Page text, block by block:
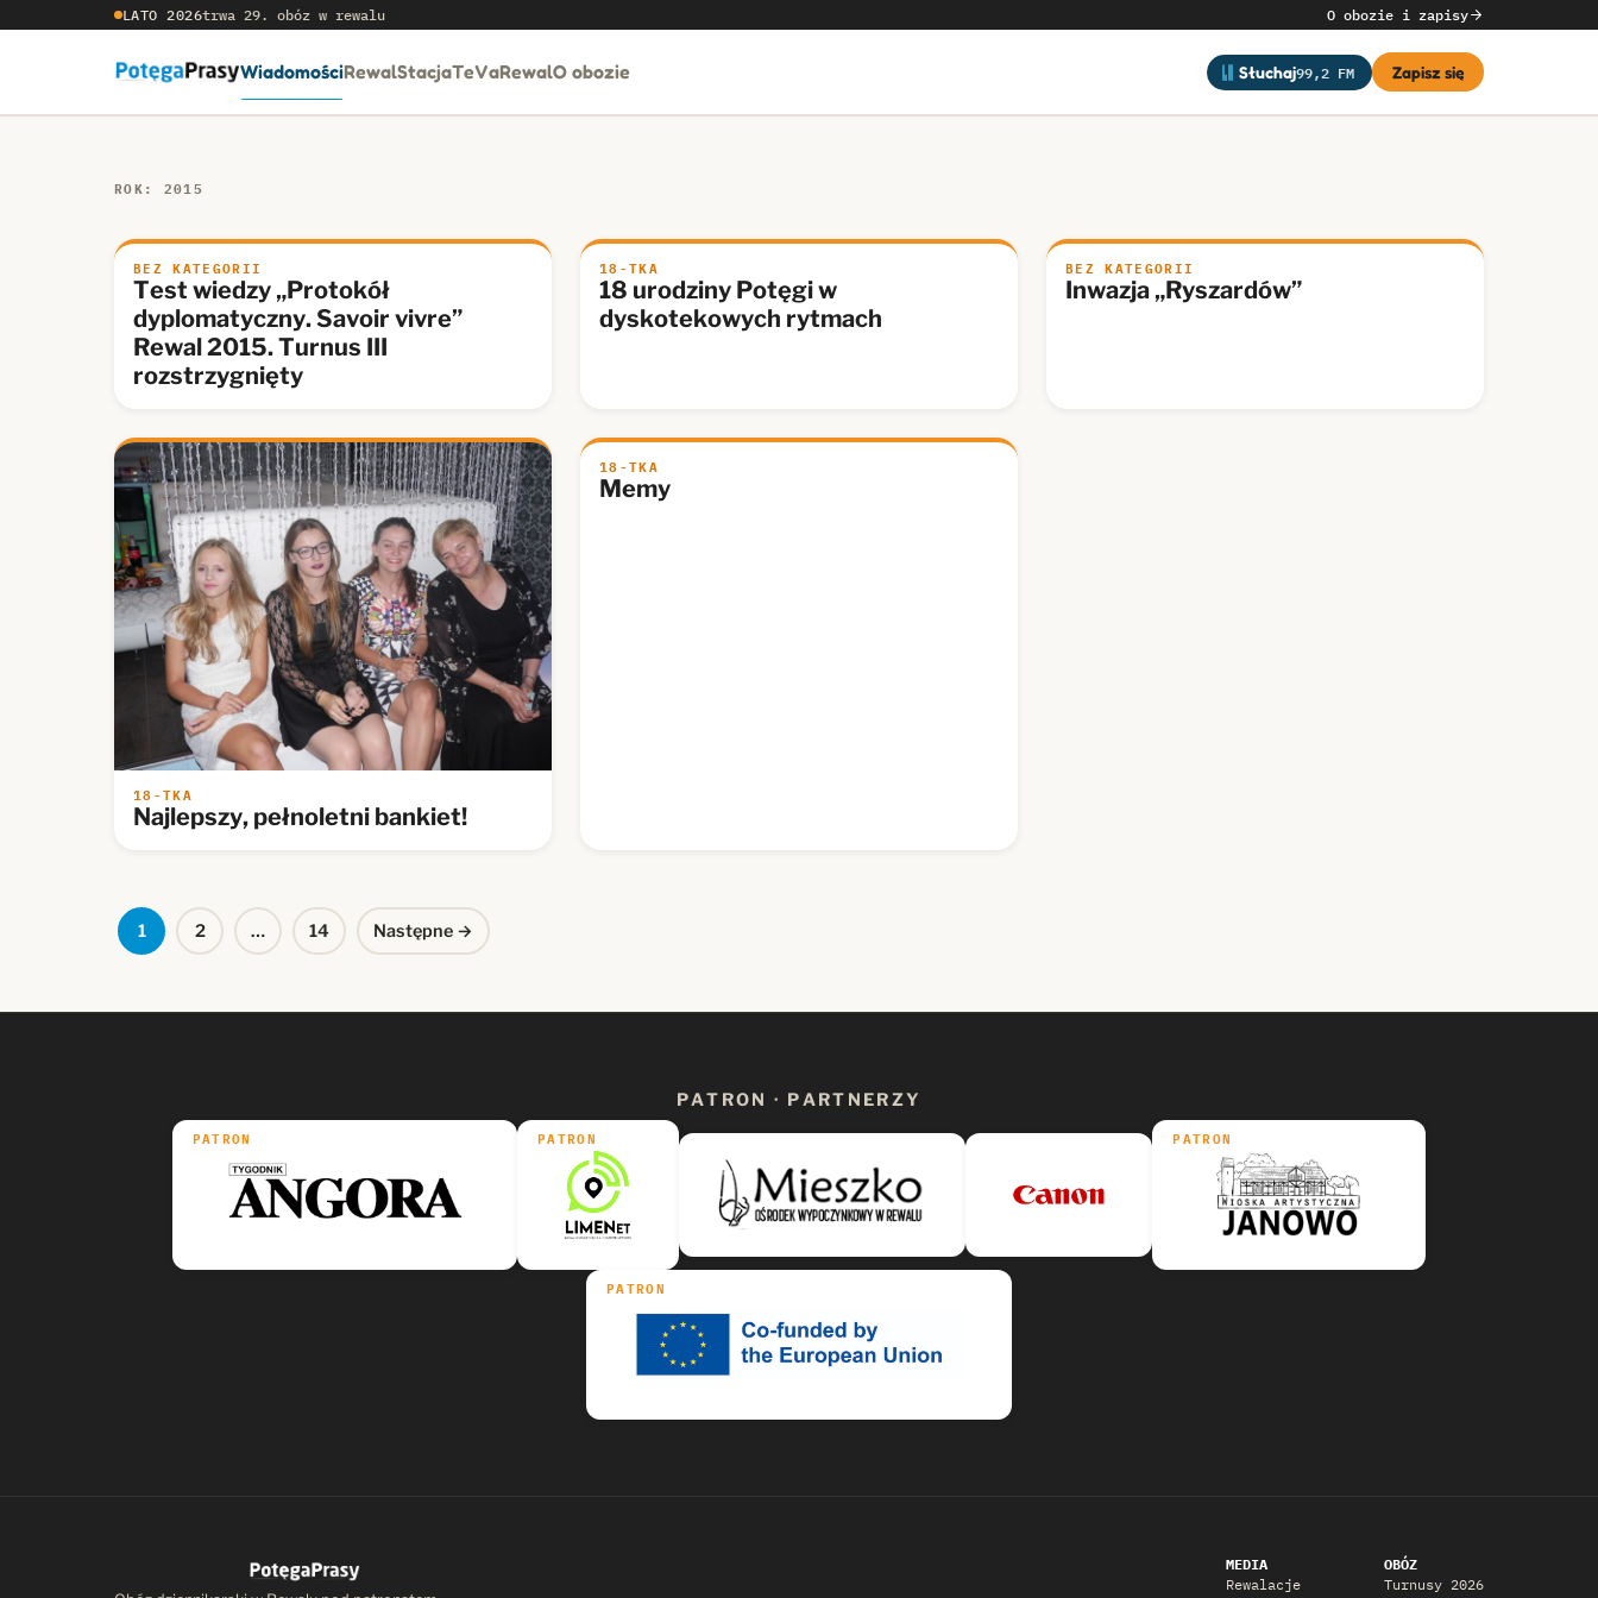
LATO 2026trwa 29. obóz w rewalu O obozie i zapisy
WiadomościRewalStacjaTeVaRewalO obozie Słuchaj99,2 FM Zapisz się
ROK: 2015
BEZ KATEGORII
Test wiedzy „Protokół
dyplomatyczny. Savoir vivre”
Rewal 2015. Turnus III
rozstrzygnięty
18-TKA
18 urodziny Potęgi w
dyskotekowych rytmach
BEZ KATEGORII
Inwazja „Ryszardów”
18-TKA
Najlepszy, pełnoletni bankiet!
18-TKA
Memy
Stronicowanie
1 2 … 14 Następne →
PATRON · PARTNERZY
PATRON PATRON PATRON
PATRON
MEDIA
Rewalacje
OBÓZ
Turnusy 2026